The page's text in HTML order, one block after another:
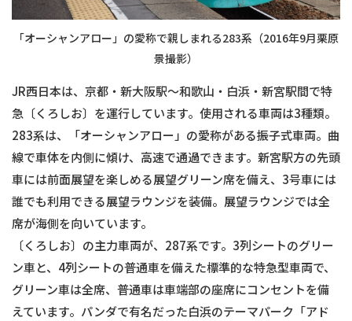
「オーシャンアロー」の愛称で親しまれる283系（2016年9月栗原
景撮影）
JR西日本は、京都・新大阪駅〜和歌山・白浜・新宮駅間で特
急〔くろしお〕を運行しています。使用される車両は3種類。
283系は、「オーシャンアロー」の愛称がある振子式車両。曲
線で車体を内側に傾け、高速で通過できます。新宮駅方の先頭
車には前面展望を楽しめる展望グリーン席を備え、3号車には
誰でも利用できる展望ラウンジを装備。展望ラウンジでは全
席が海側を向いています。
〔くろしお〕の主力車両が、287系です。3列シートのグリー
ン車と、4列シートの普通車を備えた標準的な特急型車両で、
グリーン車は全席、普通車は車端部の座席にコンセントを備
えています。パンダで有名だった白浜のテーマパーク「アド